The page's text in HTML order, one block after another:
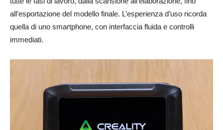
all’esportazione del modello finale. L’esperienza d’uso ricorda
quella di uno smartphone, con interfaccia fluida e controlli
immediati.